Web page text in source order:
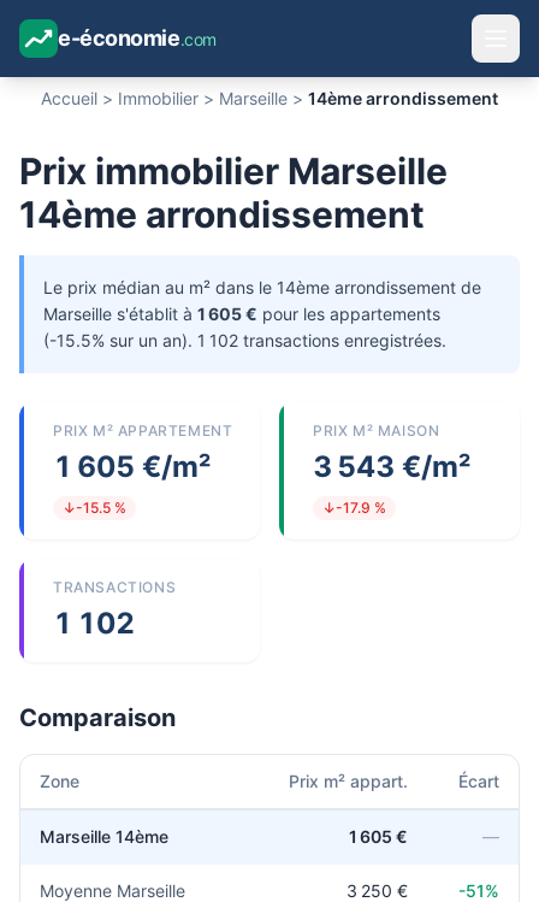
e-économie.com
Accueil > Immobilier > Marseille > 14ème arrondissement
Prix immobilier Marseille
14ème arrondissement
Le prix médian au m² dans le 14ème arrondissement de
Marseille s'établit à 1 605 € pour les appartements
(-15.5% sur un an). 1 102 transactions enregistrées.
PRIX M² APPARTEMENT
1 605 €/m²
↓-15.5 %
PRIX M² MAISON
3 543 €/m²
↓-17.9 %
TRANSACTIONS
1 102
Comparaison
Zone Prix m² appart. Écart
Marseille 14ème 1 605 € —
Moyenne Marseille 3 250 € -51%